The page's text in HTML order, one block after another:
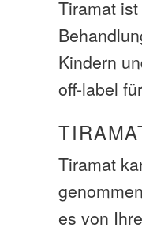
Tiramat
Kindern
off-label
Tiramat
es von